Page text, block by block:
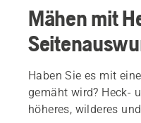
Mähen mit
Haben Sie es mit
gemäht wird? Heck-
höheres, wilderes